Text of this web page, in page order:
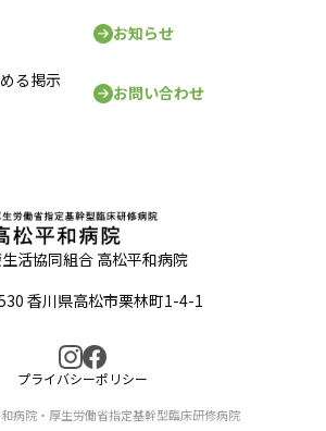
る掲示
お知らせ
お問い合わせ
活協同組合 高松平和病院
香川県高松市栗林町1-4-1
プライバシーポリシー
病院・厚生労働省指定基幹型臨床研修病院